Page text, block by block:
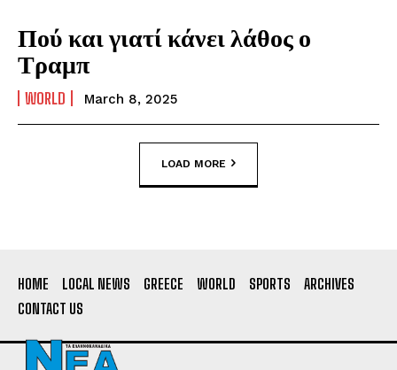
Πού και γιατί κάνει λάθος ο
Τραμπ
WORLD March 8, 2025
LOAD MORE
HOME LOCAL NEWS GREECE WORLD SPORTS
ARCHIVES
CONTACT US